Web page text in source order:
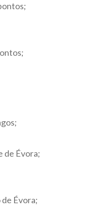
de Évora;
Évora;